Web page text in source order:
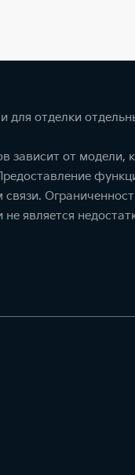
для отделки
от
является